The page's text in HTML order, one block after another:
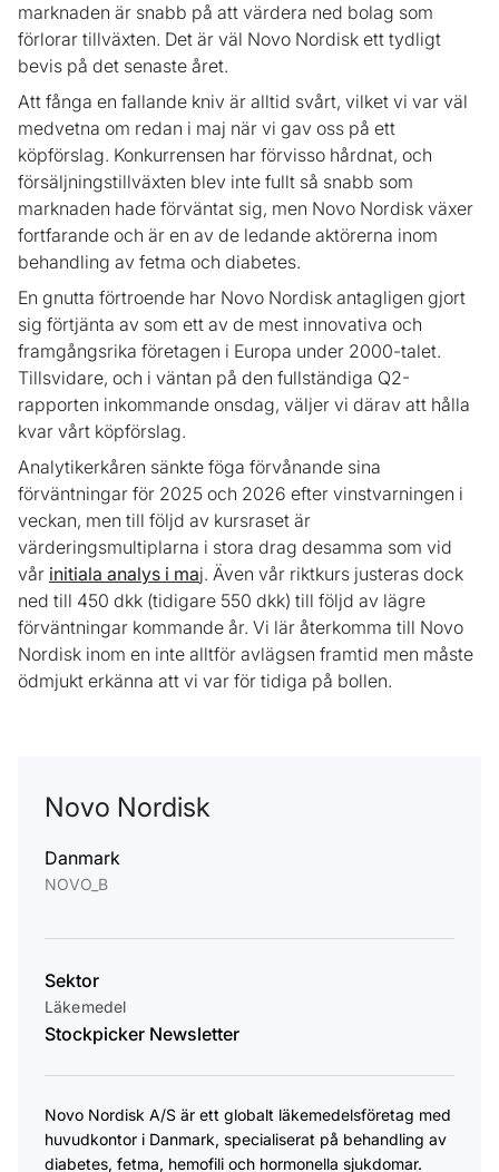
marknaden är snabb på att värdera ned bolag som
förlorar tillväxten. Det är väl Novo Nordisk ett tydligt
bevis på det senaste året.
Att fånga en fallande kniv är alltid svårt, vilket vi var väl
medvetna om redan i maj när vi gav oss på ett
köpförslag. Konkurrensen har förvisso hårdnat, och
försäljningstillväxten blev inte fullt så snabb som
marknaden hade förväntat sig, men Novo Nordisk växer
fortfarande och är en av de ledande aktörerna inom
behandling av fetma och diabetes.
En gnutta förtroende har Novo Nordisk antagligen gjort
sig förtjänta av som ett av de mest innovativa och
framgångsrika företagen i Europa under 2000-talet.
Tillsvidare, och i väntan på den fullständiga Q2-
rapporten inkommande onsdag, väljer vi därav att hålla
kvar vårt köpförslag.
Analytikerkåren sänkte föga förvånande sina
förväntningar för 2025 och 2026 efter vinstvarningen i
veckan, men till följd av kursraset är
värderingsmultiplarna i stora drag desamma som vid
vår initiala analys i maj. Även vår riktkurs justeras dock
ned till 450 dkk (tidigare 550 dkk) till följd av lägre
förväntningar kommande år. Vi lär återkomma till Novo
Nordisk inom en inte alltför avlägsen framtid men måste
ödmjukt erkänna att vi var för tidiga på bollen.
Novo Nordisk
Danmark
NOVO_B
Sektor
Läkemedel
Stockpicker Newsletter
Novo Nordisk A/S är ett globalt läkemedelsföretag med
huvudkontor i Danmark, specialiserat på behandling av
diabetes, fetma, hemofili och hormonella sjukdomar.